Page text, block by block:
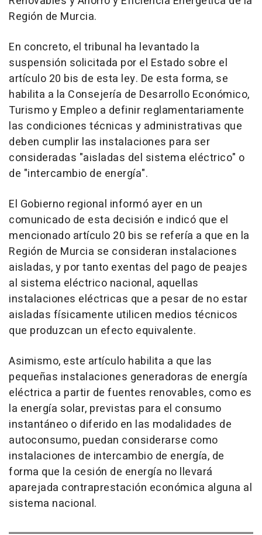
Región de Murcia.
En concreto, el tribunal ha levantado la
suspensión solicitada por el Estado sobre el
artículo 20 bis de esta ley. De esta forma, se
habilita a la Consejería de Desarrollo Económico,
Turismo y Empleo a definir reglamentariamente
las condiciones técnicas y administrativas que
deben cumplir las instalaciones para ser
consideradas "aisladas del sistema eléctrico" o
de "intercambio de energía".
El Gobierno regional informó ayer en un
comunicado de esta decisión e indicó que el
mencionado artículo 20 bis se refería a que en la
Región de Murcia se consideran instalaciones
aisladas, y por tanto exentas del pago de peajes
al sistema eléctrico nacional, aquellas
instalaciones eléctricas que a pesar de no estar
aisladas físicamente utilicen medios técnicos
que produzcan un efecto equivalente.
Asimismo, este artículo habilita a que las
pequeñas instalaciones generadoras de energía
eléctrica a partir de fuentes renovables, como es
la energía solar, previstas para el consumo
instantáneo o diferido en las modalidades de
autoconsumo, puedan considerarse como
instalaciones de intercambio de energía, de
forma que la cesión de energía no llevará
aparejada contraprestación económica alguna al
sistema nacional.